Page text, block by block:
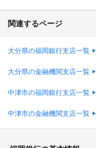
関連するページ
大分県の福岡銀行支店一覧
大分県の金融機関支店一覧
中津市の福岡銀行支店一覧
中津市の金融機関支店一覧